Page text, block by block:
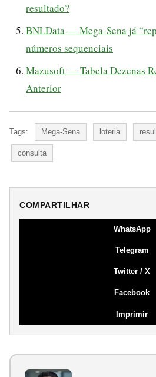
resultado?
BNLData — Mega-Sena já
números sequenciais
Mazusoft — Tabela Dezenas
Anterior
Tags: Mega-Sena loteria
consulta
COMPARTILHAR
WhatsApp
Telegram
Twitter / X
Facebook
Imprimir